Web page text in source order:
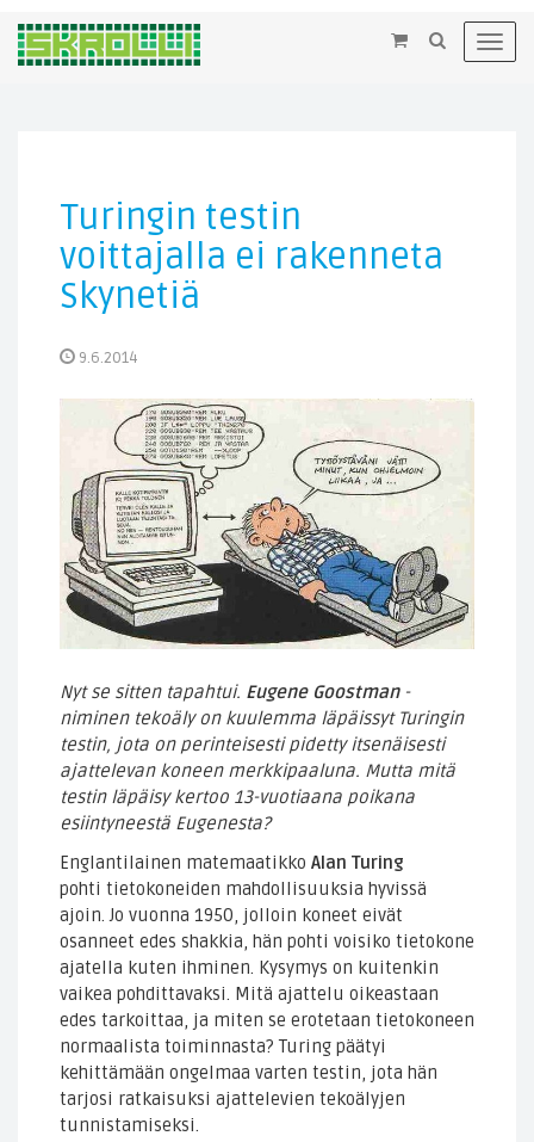
×
Turingin testin
voittajalla ei rakenneta
Skynetiä
9.6.2014
Nyt se sitten tapahtui. Eugene Goostman-
niminen tekoäly on kuulemma läpäissyt Turingin
testin, jota on perinteisesti pidetty itsenäisesti
ajattelevan koneen merkkipaaluna. Mutta mitä
testin läpäisy kertoo 13-vuotiaana poikana
esiintyneestä Eugenesta?
Englantilainen matemaatikko Alan Turing
pohti tietokoneiden mahdollisuuksia hyvissä
ajoin. Jo vuonna 1950, jolloin koneet eivät
osanneet edes shakkia, hän pohti voisiko tietokone
ajatella kuten ihminen. Kysymys on kuitenkin
vaikea pohdittavaksi. Mitä ajattelu oikeastaan
edes tarkoittaa, ja miten se erotetaan tietokoneen
normaalista toiminnasta? Turing päätyi
kehittämään ongelmaa varten testin, jota hän
tarjosi ratkaisuksi ajattelevien tekoälyjen
tunnistamiseksi.